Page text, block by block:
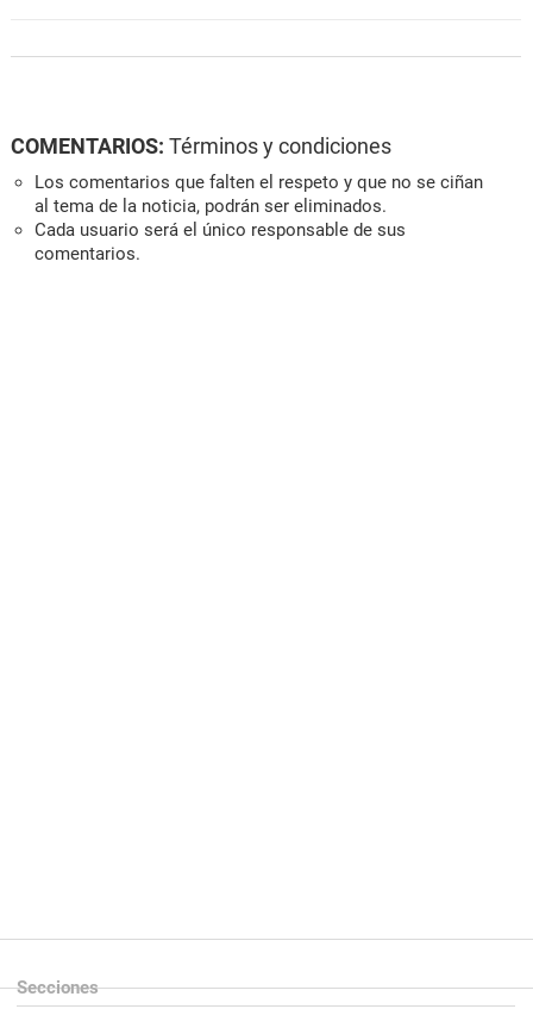
COMENTARIOS: Términos y condiciones
Los comentarios que falten el respeto y que no se ciñan
al tema de la noticia, podrán ser eliminados.
Cada usuario será el único responsable de sus
comentarios.
Secciones